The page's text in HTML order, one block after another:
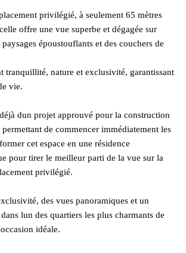
privilégié, à seulement 65 mètres
offre une vue superbe et dégagée sur
époustouflants et des couchers de
tranquillité, nature et exclusivité, garantissant
vie.
dun projet approuvé pour la construction
de commencer immédiatement les
cet espace en une résidence
pour tirer le meilleur parti de la vue sur la
privilégié.
des vues panoramiques et un
lun des quartiers les plus charmants de
idéale.